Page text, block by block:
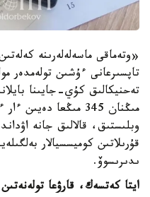
«وتەماقى ماسەلەلەرىنە
تاپسىرعانى ءۇشىن تولەمدەر
مىڭنان 345 مىڭعا
وبلىستىق، قالالىق جانە
قۇرىلاتىن كوميسسيالار
ىدىرىسوۆ.
ايتا كەتسەك، قارۋعا